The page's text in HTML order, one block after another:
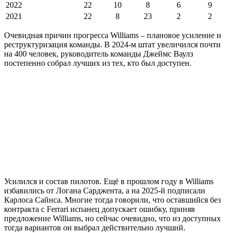
2022
22 10 8 6
9
2021
22 8 23 2 2
Очевидная причин прогресса Williams – плановое усиление и
реструктуризация команды. В 2024-м штат увеличился почти
на 400 человек, руководитель команды Джеймс Ваулз
постепенно собрал лучших из тех, кто был доступен.
Усилился и состав пилотов. Ещё в прошлом году в Williams
избавились от Логана Сарджента, а на 2025-й подписали
Карлоса Сайнса. Многие тогда говорили, что оставшийся без
контракта с Ferrari испанец допускает ошибку, приняв
предложение Williams, но сейчас очевидно, что из доступных
тогда вариантов он выбрал действительно лучший.